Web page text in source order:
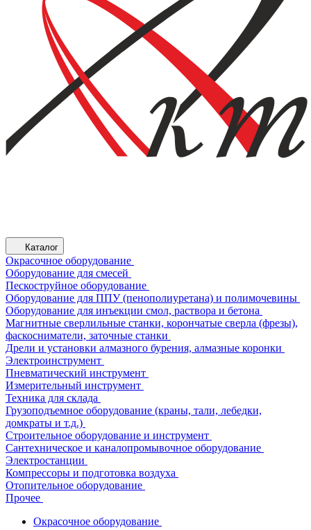
Каталог
Окрасочное оборудование
Оборудование для смесей
Пескоструйное оборудование
Оборудование для ППУ (пенополиуретана) и полимочевины
Оборудование для инъекции смол, раствора и бетона
Магнитные сверлильные станки, корончатые сверла (фрезы),
фаскосниматели, заточные станки
Дрели и установки алмазного бурения, алмазные коронки
Электроинструмент
Пневматический инструмент
Измерительный инструмент
Техника для склада
Грузоподъемное оборудование (краны, тали, лебедки,
домкраты и т.д.)
Строительное оборудование и инструмент
Сантехническое и каналопромывочное оборудование
Электростанции
Компрессоры и подготовка воздуха
Отопительное оборудование
Прочее
Окрасочное оборудование